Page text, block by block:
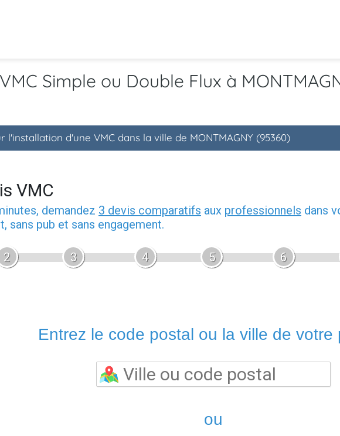
Simple ou Double Flux à
l'installation d'une VMC dans la ville de MONTMAGNY (95360)
VMC
demandez 3 devis comparatifs aux professionnels dans
sans pub et sans engagement.
2 3 4 5 6
Entrez le code postal ou la ville de votre
ou